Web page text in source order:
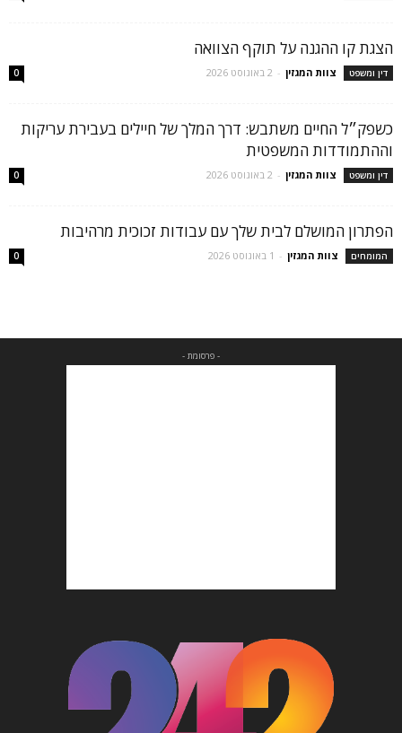
הצגת קו ההגנה על תוקף הצוואה
דין ומשפט צוות המגזין - 2 באוגוסט 2026 0
כשפק״ל החיים משתבש: דרך המלך של חיילים בעבירת עריקות
וההתמודדות המשפטית
דין ומשפט צוות המגזין - 2 באוגוסט 2026 0
הפתרון המושלם לבית שלך עם עבודות זכוכית מרהיבות
המומחים צוות המגזין - 1 באוגוסט 2026 0
- פרסומת -